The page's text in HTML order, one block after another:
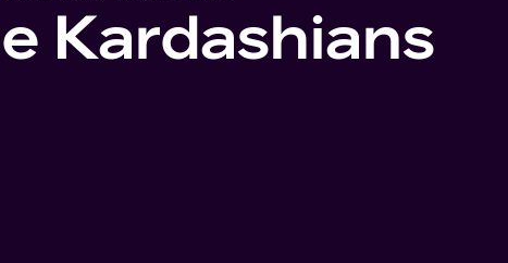
Kardashians